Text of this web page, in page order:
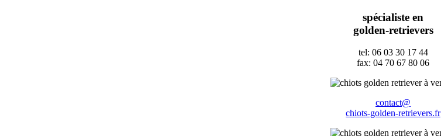
spécialiste en
golden-retrievers
tel: 06 03 30 17 44
fax: 04 70 67 80 06
contact@
chiots-golden-retrievers.fr